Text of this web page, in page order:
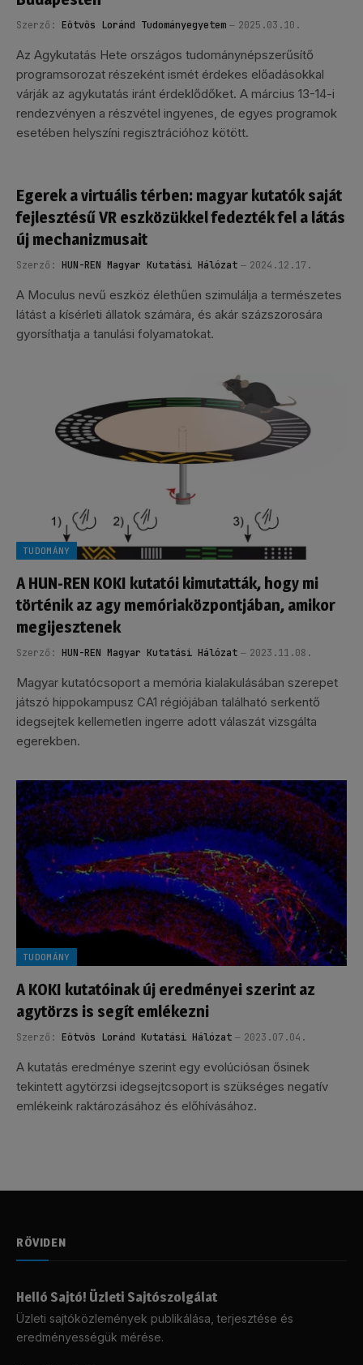
Szerző: Eötvös Loránd Tudományegyetem 2025.03.10.
Az Agykutatás Hete országos tudománynépszerűsítő
programsorozat részeként ismét érdekes előadásokkal
várják az agykutatás iránt érdeklődőket. A március 13-14-i
rendezvényen a részvétel ingyenes, de egyes programok
esetében helyszíni regisztrációhoz kötött.
Egerek a virtuális térben: magyar kutatók saját
fejlesztésű VR eszközükkel fedezték fel a látás
új mechanizmusait
Szerző: HUN-REN Magyar Kutatási Hálózat 2024.12.17.
A Moculus nevű eszköz élethűen szimulálja a természetes
látást a kísérleti állatok számára, és akár százszorosára
gyorsíthatja a tanulási folyamatokat.
TUDOMÁNY
A HUN-REN KOKI kutatói kimutatták, hogy mi
történik az agy memóriaközpontjában, amikor
megijesztenek
Szerző: HUN-REN Magyar Kutatási Hálózat 2023.11.08.
Magyar kutatócsoport a memória kialakulásában szerepet
játszó hippokampusz CA1 régiójában található serkentő
idegsejtek kellemetlen ingerre adott válaszát vizsgálta
egerekben.
TUDOMÁNY
A KOKI kutatóinak új eredményei szerint az
agytörzs is segít emlékezni
Szerző: Eötvös Loránd Kutatási Hálózat 2023.07.04.
A kutatás eredménye szerint egy evolúciósan ősinek
tekintett agytörzsi idegsejtcsoport is szükséges negatív
emlékeink raktározásához és előhívásához.
RÖVIDEN
Helló Sajtó! Üzleti Sajtószolgálat
Üzleti sajtóközlemények publikálása, terjesztése és
eredményességük mérése.